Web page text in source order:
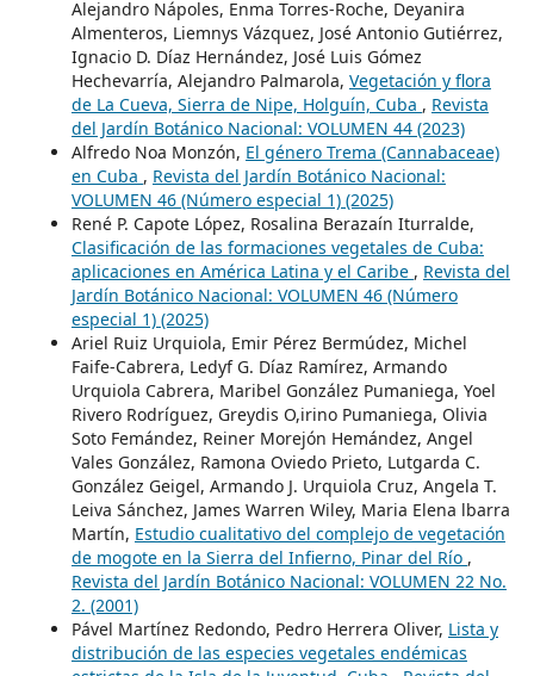
Alejandro Nápoles, Enma Torres-Roche, Deyanira
Almenteros, Liemnys Vázquez, José Antonio Gutiérrez,
Ignacio D. Díaz Hernández, José Luis Gómez
Hechevarría, Alejandro Palmarola, Vegetación y flora
de La Cueva, Sierra de Nipe, Holguín, Cuba , Revista
del Jardín Botánico Nacional: VOLUMEN 44 (2023)
Alfredo Noa Monzón, El género Trema (Cannabaceae)
en Cuba , Revista del Jardín Botánico Nacional:
VOLUMEN 46 (Número especial 1) (2025)
René P. Capote López, Rosalina Berazaín Iturralde,
Clasificación de las formaciones vegetales de Cuba:
aplicaciones en América Latina y el Caribe , Revista del
Jardín Botánico Nacional: VOLUMEN 46 (Número
especial 1) (2025)
Ariel Ruiz Urquiola, Emir Pérez Bermúdez, Michel
Faife-Cabrera, Ledyf G. Díaz Ramírez, Armando
Urquiola Cabrera, Maribel González Pumaniega, Yoel
Rivero Rodríguez, Greydis O,irino Pumaniega, Olivia
Soto Femández, Reiner Morejón Hemández, Angel
Vales González, Ramona Oviedo Prieto, Lutgarda C.
González Geigel, Armando J. Urquiola Cruz, Angela T.
Leiva Sánchez, James Warren Wiley, Maria Elena lbarra
Martín, Estudio cualitativo del complejo de vegetación
de mogote en la Sierra del Infierno, Pinar del Río ,
Revista del Jardín Botánico Nacional: VOLUMEN 22 No.
2. (2001)
Pável Martínez Redondo, Pedro Herrera Oliver, Lista y
distribución de las especies vegetales endémicas